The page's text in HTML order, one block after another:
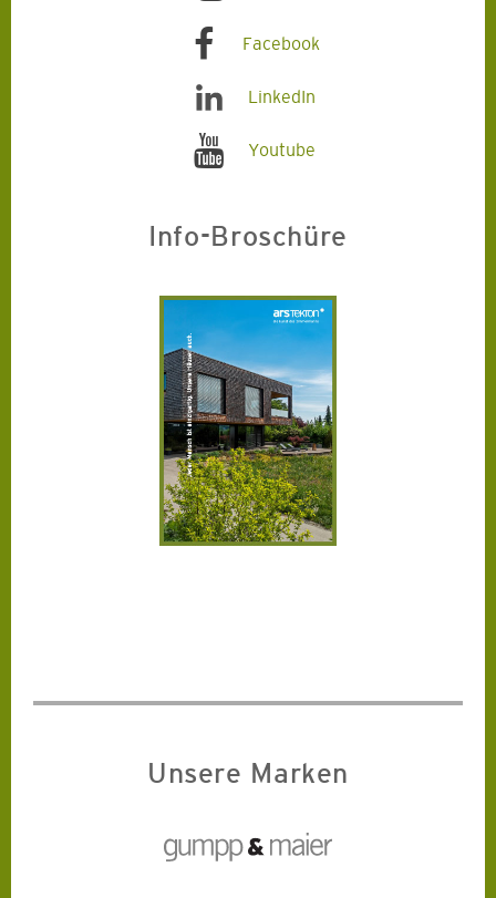
Facebook
LinkedIn
Youtube
Info-Broschüre
Unsere Marken